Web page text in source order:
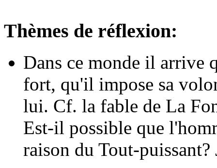
Thèmes de réflexion:
Dans ce monde il arrive
fort, qu'il impose sa
lui. Cf. la fable de La
Est-il possible que
raison du Tout-